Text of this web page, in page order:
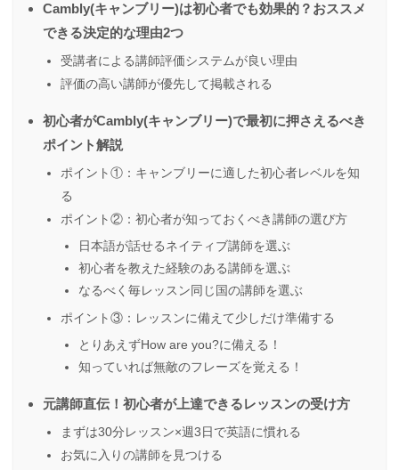
Cambly(キャンブリー)は初心者でも効果的？おススメ
できる決定的な理由2つ
受講者による講師評価システムが良い理由
評価の高い講師が優先して掲載される
初心者がCambly(キャンブリー)で最初に押さえるべき
ポイント解説
ポイント①：キャンブリーに適した初心者レベルを知
る
ポイント②：初心者が知っておくべき講師の選び方
日本語が話せるネイティブ講師を選ぶ
初心者を教えた経験のある講師を選ぶ
なるべく毎レッスン同じ国の講師を選ぶ
ポイント③：レッスンに備えて少しだけ準備する
とりあえずHow are you?に備える！
知っていれば無敵のフレーズを覚える！
元講師直伝！初心者が上達できるレッスンの受け方
まずは30分レッスン×週3日で英語に慣れる
お気に入りの講師を見つける